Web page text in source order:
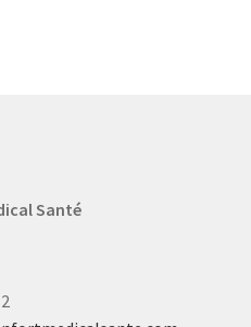
Santé